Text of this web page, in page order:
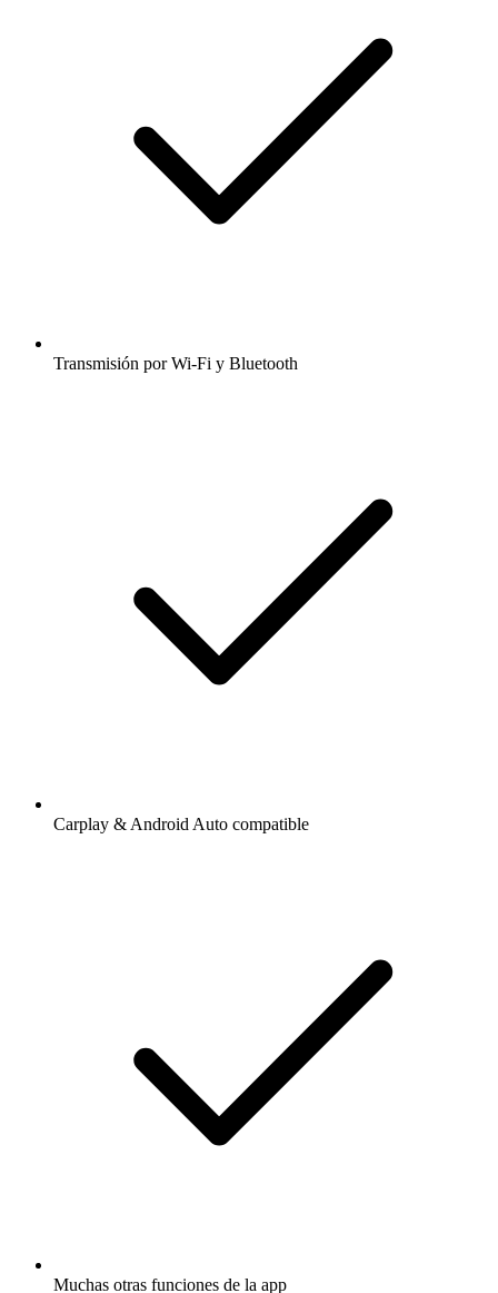
Transmisión por Wi-Fi y Bluetooth
Carplay & Android Auto compatible
Muchas otras funciones de la app